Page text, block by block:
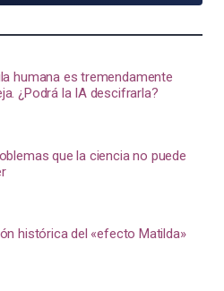
humana es tremendamente
¿Podrá la IA descifrarla?
que la ciencia no puede
histórica del «efecto Matilda»